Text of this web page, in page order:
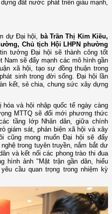
đất nước phát triển giàu mạnh,
dự Đại hội, bà Trần Thị Kim Kiều,
Chủ tịch Hội LHPN phường
tưởng Đại hội sẽ thành công tốt
Nam sẽ đẩy mạnh các mô hình gần
xã hội, tạo sự đồng thuận trong
sinh trong đời sống. Đại hội lần
kết, sẻ chia, chung sức xây dựng
và hội nhập quốc tế ngày càng
MTTQ sẽ đổi mới phương thức
tầng lớp Nhân dân, giữa chính
giám sát, phản biện xã hội và xây
cũng mong muốn Đại hội sẽ đẩy
trong tuyên truyền, nắm bắt dư
và kết nối các phong trào thi đua
hình ảnh "Mặt trận gần dân, hiểu
cầu quan trọng trong nhiệm kỳ